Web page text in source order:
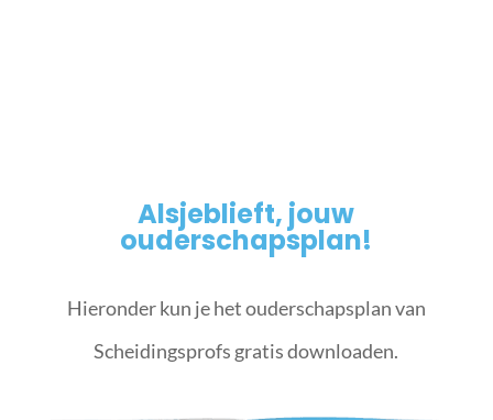
Alsjeblieft, jouw
ouderschapsplan!
Hieronder kun je het ouderschapsplan van
Scheidingsprofs gratis downloaden.